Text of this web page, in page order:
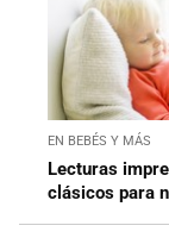
EN BEBÉS Y MÁS
Lecturas
clásicos para